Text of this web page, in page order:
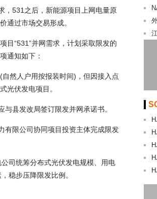
，531之后，新能源项目上网电量原
通过市场交易形成。
目“531”并网需求，计划采取限发的
通知如下：
然人户用按报装时间)，但因接入点
光伏发电项目。
县发改局签订限发并网承诺书。
有限公司协同项目投资主体完成限发
司统筹分布式光伏发电规模、用电
稳步压降限发比例。